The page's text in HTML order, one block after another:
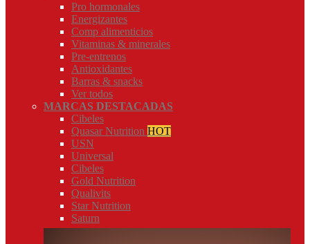
Pro hormonales
Energizantes
Comp alimenticios
Vitaminas & minerales
Pre-entrenos
Antioxidantes
Barras & snacks
Ver todos
MARCAS DESTACADAS
Cibeles
Quasar Nutrition HOT
USN
Universal
Cibeles
Gold Nutrition
Qualivits
Star Nutrition
Saturn